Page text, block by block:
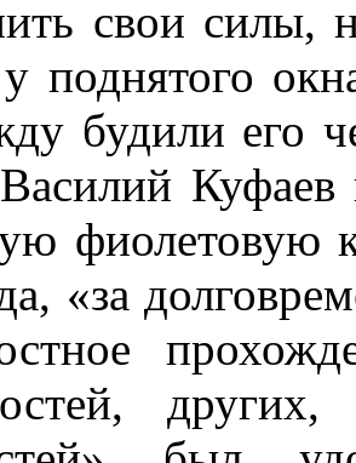
свои силы,
поднятого
будили его
фиолетовую
«за